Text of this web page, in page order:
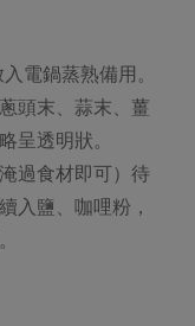
電鍋蒸熟備用。
頭末、蒜末、薑
呈透明狀。
過食材即可）待
入鹽、咖哩粉，